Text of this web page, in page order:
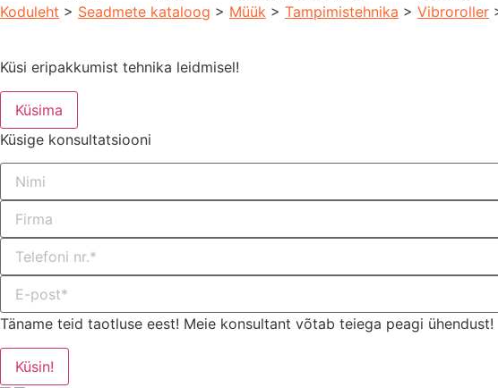
Koduleht > Seadmete kataloog > Müük > Tampimistehnika > Vibroroller
Küsi eripakkumist tehnika leidmisel!
Küsima
Küsige konsultatsiooni
Täname teid taotluse eest! Meie konsultant võtab teiega peagi ühendust!
Küsin!